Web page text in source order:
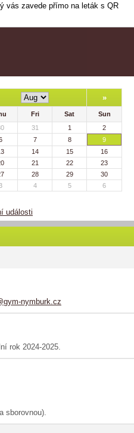
vás zavede přímo na leták s QR
»
Fri Sat
Sun
31 1
2
7 8
9
14 15
16
21 22
23
28 29
30
4 5 6
události
nymburk.cz
rok 2024-2025.
sborovnou).